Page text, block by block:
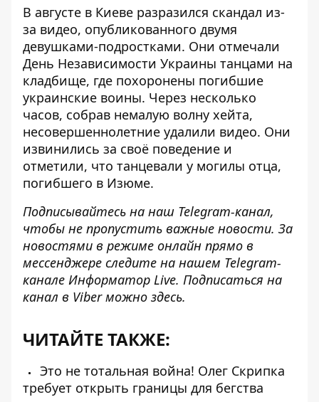
В августе в Киеве разразился скандал из-
за видео, опубликованного двумя
девушками-подростками. Они отмечали
День Независимости Украины танцами на
кладбище, где похоронены погибшие
украинские воины. Через несколько
часов, собрав немалую волну хейта,
несовершеннолетние удалили видео. Они
извинились за своё поведение и
отметили, что танцевали у могилы отца,
погибшего в Изюме.
Подписывайтесь на наш Telegram-канал,
чтобы не пропустить важные новости. За
новостями в режиме онлайн прямо в
мессенджере следите на нашем Telegram-
канале Информатор Live. Подписаться на
канал в Viber можно здесь.
ЧИТАЙТЕ ТАКЖЕ:
Это не тотальная война! Олег Скрипка
требует открыть границы для бегства